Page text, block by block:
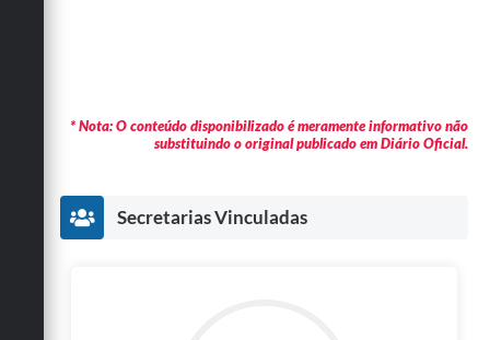
* Nota: O conteúdo disponibilizado é meramente informativo não
substituindo o original publicado em Diário Oficial.
Secretarias Vinculadas